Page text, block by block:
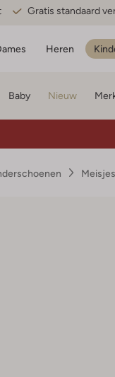
Gratis standaard
Heren
Baby Nieuw
Meisjes